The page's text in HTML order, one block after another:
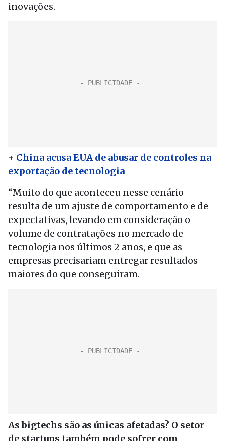
inovações.
+ China acusa EUA de abusar de controles na
exportação de tecnologia
“Muito do que aconteceu nesse cenário
resulta de um ajuste de comportamento e de
expectativas, levando em consideração o
volume de contratações no mercado de
tecnologia nos últimos 2 anos, e que as
empresas precisariam entregar resultados
maiores do que conseguiram.
As bigtechs são as únicas afetadas? O setor